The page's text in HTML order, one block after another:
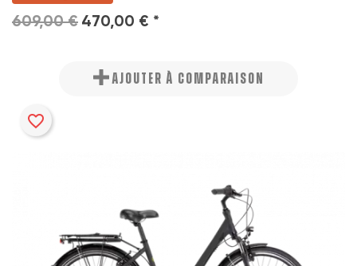
609,00 € 470,00 € *
AJOUTER À COMPARAISON
favorite_border